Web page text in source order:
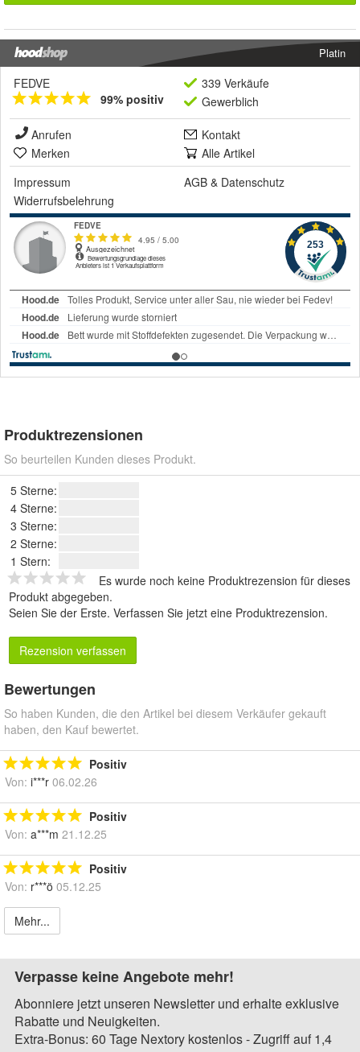
Platin
FEDVE
99% positiv
339 Verkäufe
Gewerblich
Anrufen
Kontakt
Merken
Alle Artikel
Impressum
AGB & Datenschutz
Widerrufsbelehrung
Produktrezensionen
So beurteilen Kunden dieses Produkt.
5 Sterne:
4 Sterne:
3 Sterne:
2 Sterne:
1 Stern:
Es wurde noch keine Produktrezension für dieses
Produkt abgegeben.
Seien Sie der Erste. Verfassen Sie jetzt eine Produktrezension.
Rezension verfassen
Bewertungen
So haben Kunden, die den Artikel bei diesem Verkäufer gekauft
haben, den Kauf bewertet.
Positiv
Von: i***r 06.02.26
Positiv
Von: a***m 21.12.25
Positiv
Von: r***ö 05.12.25
Mehr...
Verpasse keine Angebote mehr!
Abonniere jetzt unseren Newsletter und erhalte exklusive
Rabatte und Neuigkeiten.
Extra-Bonus: 60 Tage Nextory kostenlos - Zugriff auf 1,4